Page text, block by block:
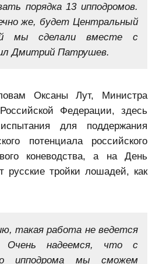
порядка 13 ипподромов.
же, будет Центральный
мы сделали вместе с
Дмитрий Патрушев.
Оксаны Лут, Министра
Федерации, здесь
для поддержания
потенциала российского
коневодства, а на День
русские тройки лошадей, как
такая работа не ведется
надеемся, что с
ипподрома мы сможем